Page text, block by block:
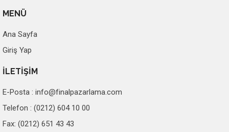
MENÜ
Ana Sayfa
Giriş Yap
İLETİŞİM
E-Posta : info@finalpazarlama.com
Telefon : (0212) 604 10 00
Fax: (0212) 651 43 43